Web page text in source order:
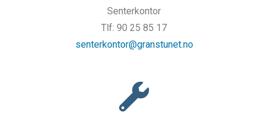
Senterkontor
Tlf: 90 25 85 17
senterkontor@granstunet.no